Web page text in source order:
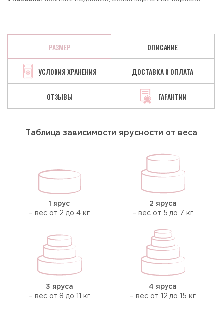
РАЗМЕР ОПИСАНИЕ
УСЛОВИЯ ХРАНЕНИЯ ДОСТАВКА И ОПЛАТА
ОТЗЫВЫ ГАРАНТИИ
Таблица зависимости ярусности от веса
1 ярус
– вес от 2 до 4 кг
2 яруса
– вес от 5 до 7 кг
3 яруса
– вес от 8 до 11 кг
4 яруса
– вес от 12 до 15 кг